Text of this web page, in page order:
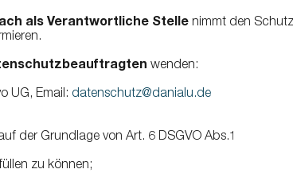
als Verantwortliche Stelle nimmt den
wenden:
UG, Email: datenschutz@danialu.de
der Grundlage von Art. 6 DSGVO Abs.1
zu können;